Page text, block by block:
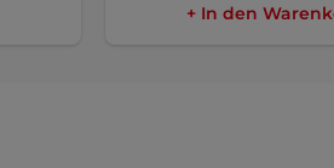
+ In den